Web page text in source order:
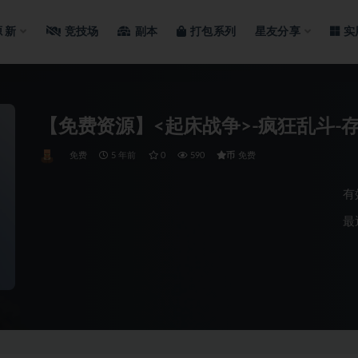
新 竞技场 副本 打包系列 星友分享 实
【免费资源】<起床战争>-疯狂乱斗-
免费 5 年前 0 590 币 免费
有
最